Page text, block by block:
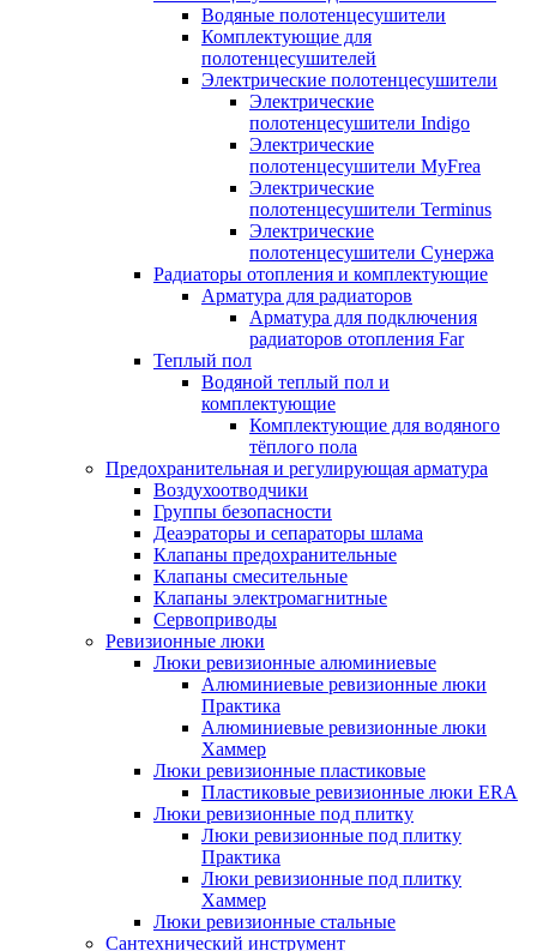
Водяные полотенцесушители
Комплектующие для
полотенцесушителей
Электрические полотенцесушители
Электрические
полотенцесушители Indigo
Электрические
полотенцесушители MyFrea
Электрические
полотенцесушители Terminus
Электрические
полотенцесушители Сунержа
Радиаторы отопления и комплектующие
Арматура для радиаторов
Арматура для подключения
радиаторов отопления Far
Теплый пол
Водяной теплый пол и
комплектующие
Комплектующие для водяного
тёплого пола
Предохранительная и регулирующая арматура
Воздухоотводчики
Группы безопасности
Деаэраторы и сепараторы шлама
Клапаны предохранительные
Клапаны смесительные
Клапаны электромагнитные
Сервоприводы
Ревизионные люки
Люки ревизионные алюминиевые
Алюминиевые ревизионные люки
Практика
Алюминиевые ревизионные люки
Хаммер
Люки ревизионные пластиковые
Пластиковые ревизионные люки ERA
Люки ревизионные под плитку
Люки ревизионные под плитку
Практика
Люки ревизионные под плитку
Хаммер
Люки ревизионные стальные
Сантехнический инструмент